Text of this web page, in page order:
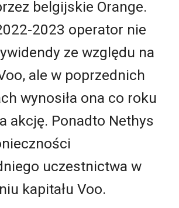
belgijskie Orange.
2023 operator nie
ze względu na
ale w poprzednich
wynosiła ona co roku
akcję. Ponadto Nethys
uczestnictwa w
kapitału Voo.